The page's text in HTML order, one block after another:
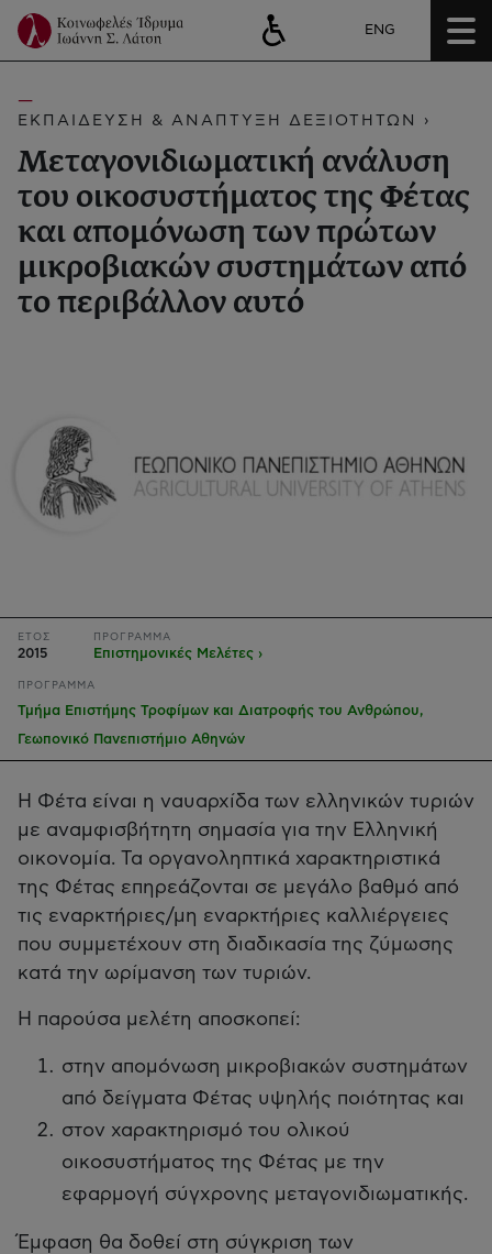
ENG
ΕΚΠΑΙΔΕΥΣΗ & ΑΝΑΠΤΥΞΗ ΔΕΞΙΟΤΗΤΩΝ ›
Μεταγονιδιωματική ανάλυση
του οικοσυστήματος της Φέτας
και απομόνωση των πρώτων
μικροβιακών συστημάτων από
το περιβάλλον αυτό
ΕΤΟΣ
2015
ΠΡΟΓΡΑΜΜΑ
Επιστημονικές Μελέτες ›
ΠΡΟΓΡΑΜΜΑ
Τμήμα Επιστήμης Τροφίμων και Διατροφής του Ανθρώπου,
Γεωπονικό Πανεπιστήμιο Αθηνών
Η Φέτα είναι η ναυαρχίδα των ελληνικών τυριών
με αναμφισβήτητη σημασία για την Ελληνική
οικονομία. Τα οργανοληπτικά χαρακτηριστικά
της Φέτας επηρεάζονται σε μεγάλο βαθμό από
τις εναρκτήριες/μη εναρκτήριες καλλιέργειες
που συμμετέχουν στη διαδικασία της ζύμωσης
κατά την ωρίμανση των τυριών.
Η παρούσα μελέτη αποσκοπεί:
στην απομόνωση μικροβιακών συστημάτων
από δείγματα Φέτας υψηλής ποιότητας και
στον χαρακτηρισμό του ολικού
οικοσυστήματος της Φέτας με την
εφαρμογή σύγχρονης μεταγονιδιωματικής.
Έμφαση θα δοθεί στη σύγκριση των